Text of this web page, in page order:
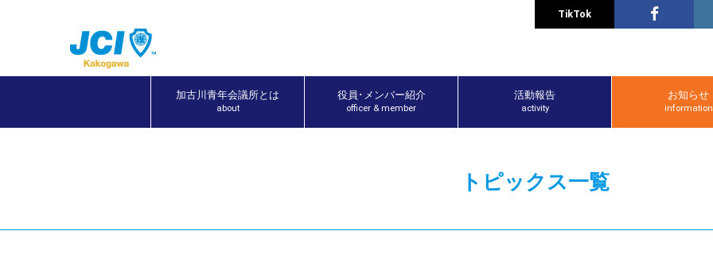
TikTok
加古川青年会議所とは
about
役員･メンバー紹介
officer & member
活動報告
activity
お知らせ
information
トピックス一覧